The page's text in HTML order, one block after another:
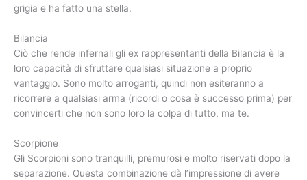
grigia e ha fatto una stella.
Bilancia
Ciò che rende infernali gli ex rappresentanti della Bilancia è la
loro capacità di sfruttare qualsiasi situazione a proprio
vantaggio. Sono molto arroganti, quindi non esiteranno a
ricorrere a qualsiasi arma (ricordi o cosa è successo prima) per
convincerti che non sono loro la colpa di tutto, ma te.
Scorpione
Gli Scorpioni sono tranquilli, premurosi e molto riservati dopo la
separazione. Questa combinazione dà l’impressione di avere